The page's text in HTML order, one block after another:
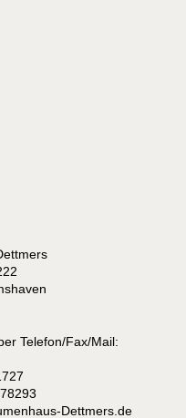
Telefon/Fax/Mail:
Dettmers.de